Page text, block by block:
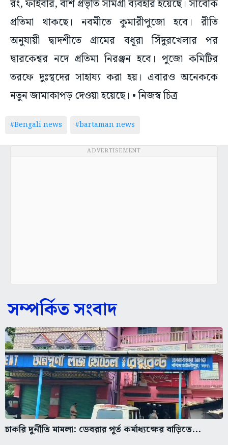
রং, ফাইবার, বাঁশ প্রভৃতি সামগ্রী ব্যবহার হয়েছে। সাবেকি
প্রতিমা থাকছে। নবমীতে কুমারীপুজো হবে। রীতি
অনুযায়ী দ্বাদশীতে গ্রামের বধূরা সিঁদুরখেলার পর
দ্বারকেশ্বর নদে প্রতিমা নিরঞ্জন হবে। পুজো কমিটির
তরফে দুঃস্থদের সাহায্য করা হয়। এবারও অনেককে
নতুন জামাকাপড় দেওয়া হয়েছে। • নিজস্ব চিত্র
#Bengali news #bartaman news
ADVERTISEMENT
সম্পর্কিত সংবাদ
চাকরি দুর্নীতি মামলা: ডেবরার পূর্ত কর্মাধ্যক্ষের বাড়িতে...